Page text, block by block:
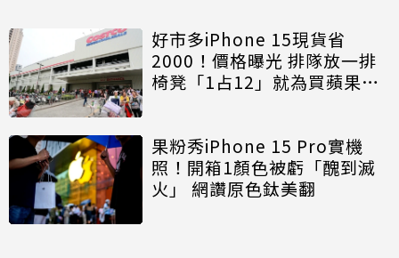
好市多iPhone 15現貨省
2000！價格曝光 排隊放一排
椅凳「1占12」就為買蘋果手
果粉秀iPhone 15 Pro實機
照！開箱1顏色被虧「醜到滅
火」 網讚原色鈦美翻